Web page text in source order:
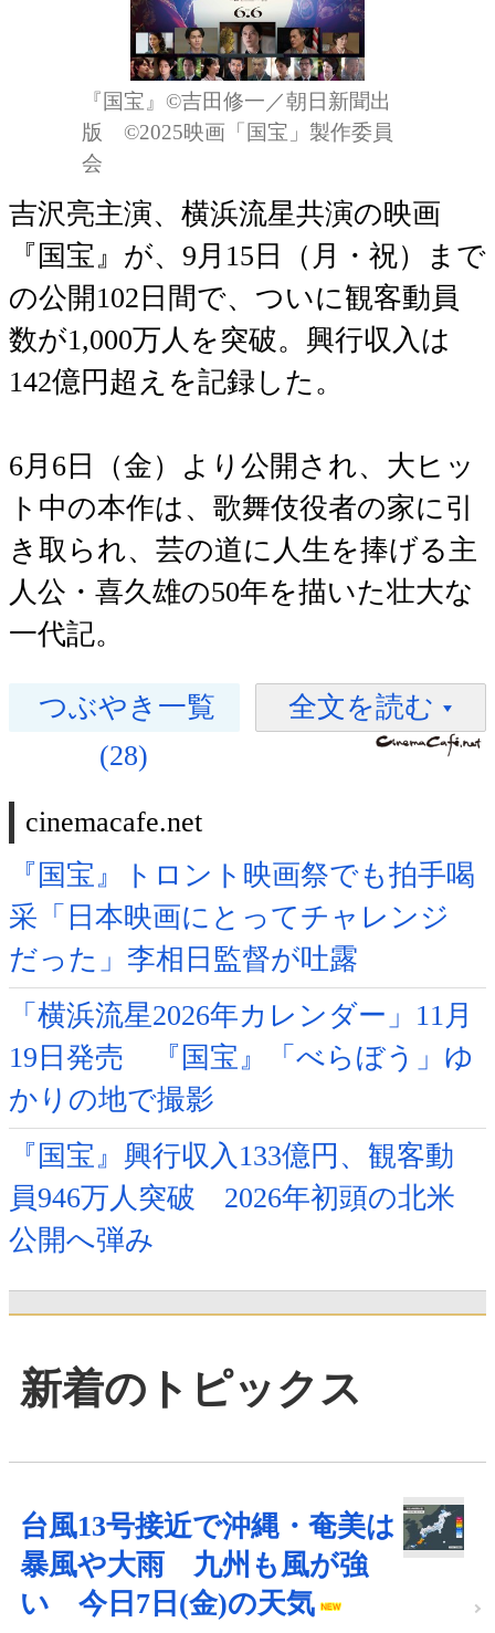
『国宝』©吉田修一／朝日新聞出
版 ©2025映画「国宝」製作委員
会
吉沢亮主演、横浜流星共演の映画
『国宝』が、9月15日（月・祝）まで
の公開102日間で、ついに観客動員
数が1,000万人を突破。興行収入は
142億円超えを記録した。
6月6日（金）より公開され、大ヒッ
ト中の本作は、歌舞伎役者の家に引
き取られ、芸の道に人生を捧げる主
人公・喜久雄の50年を描いた壮大な
一代記。
つぶやき一覧
(28)
全文を読む
cinemacafe.net
『国宝』トロント映画祭でも拍手喝
采「日本映画にとってチャレンジ
だった」李相日監督が吐露
「横浜流星2026年カレンダー」11月
19日発売 『国宝』「べらぼう」ゆ
かりの地で撮影
『国宝』興行収入133億円、観客動
員946万人突破 2026年初頭の北米
公開へ弾み
新着のトピックス
台風13号接近で沖縄・奄美は
暴風や大雨 九州も風が強
い 今日7日(金)の天気